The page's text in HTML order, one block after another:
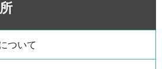
ついて